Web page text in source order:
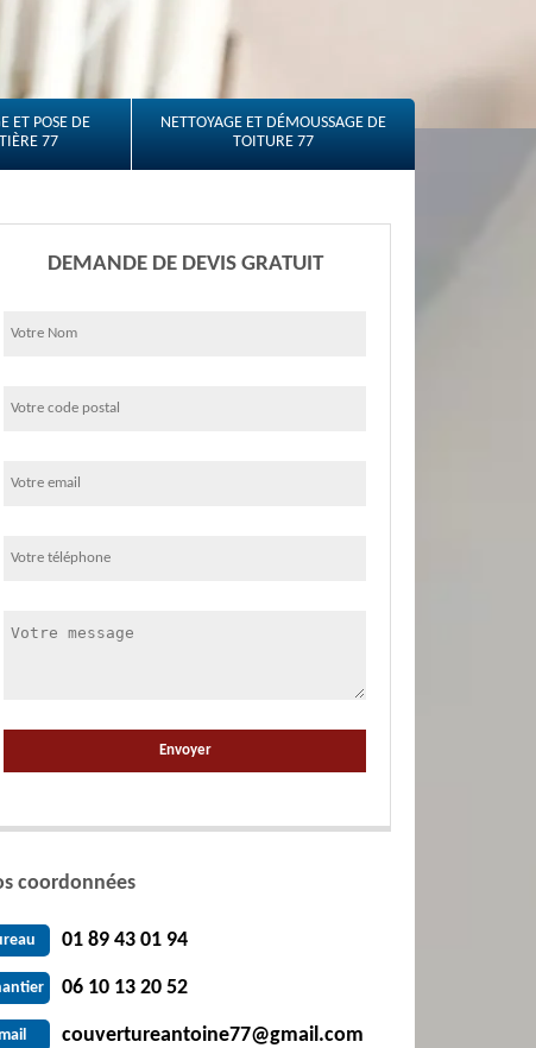
ET POSE DE
77
NETTOYAGE ET DÉMOUSSAGE DE
TOITURE 77
DEMANDE DE DEVIS GRATUIT
coordonnées
01 89 43 01 94
06 10 13 20 52
couvertureantoine77@gmail.com